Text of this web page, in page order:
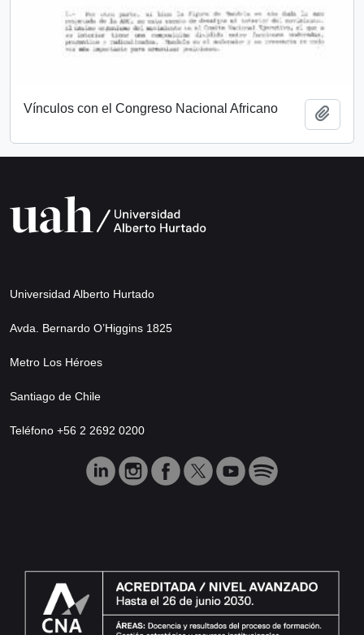
Vínculos con el Congreso Nacional Africano
Universidad Alberto Hurtado
Avda. Bernardo O’Higgins 1825
Metro Los Héroes
Santiago de Chile
Teléfono +56 2 2692 0200